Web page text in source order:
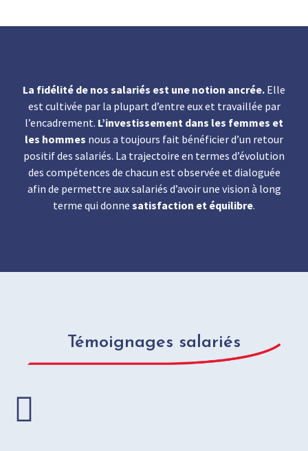
La fidélité de nos salariés est une notion ancrée. Elle
est cultivée par la plupart d’entre eux et travaillée par
l’encadrement. L’investissement dans les femmes et
les hommes nous a toujours fait bénéficier d’un retour
positif des salariés. La trajectoire en termes d’évolution
des compétences de chacun est observée et dialoguée
afin de permettre aux salariés d’avoir une vision à long
terme qui donne satisfaction et équilibre.
Témoignages salariés